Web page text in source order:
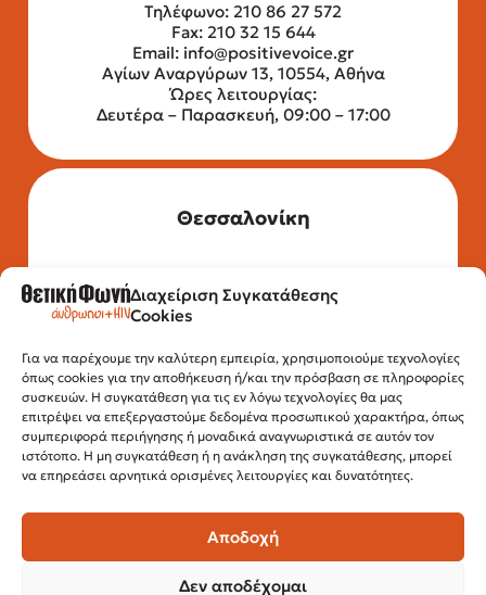
Διαχείριση Συγκατάθεσης
Cookies
Για να παρέχουμε την καλύτερη εμπειρία, χρησιμοποιούμε τεχνολογίες
όπως cookies για την αποθήκευση ή/και την πρόσβαση σε πληροφορίες
συσκευών. Η συγκατάθεση για τις εν λόγω τεχνολογίες θα μας
επιτρέψει να επεξεργαστούμε δεδομένα προσωπικού χαρακτήρα, όπως
συμπεριφορά περιήγησης ή μοναδικά αναγνωριστικά σε αυτόν τον
ιστότοπο. Η μη συγκατάθεση ή η ανάκληση της συγκατάθεσης, μπορεί
να επηρεάσει αρνητικά ορισμένες λειτουργίες και δυνατότητες.
Αποδοχή
Δεν αποδέχομαι
Τηλέφωνο: 210 86 27 572
Fax: 210 32 15 644
Email: info@positivevoice.gr
Αγίων Αναργύρων 13, 10554, Αθήνα
Ώρες λειτουργίας:
Δευτέρα – Παρασκευή, 09:00 – 17:00
Θεσσαλονίκη
Τηλέφωνο: 2315 525 020
Fax: 210 32 15 644
Εγνατίας 112, 3ος όροφος, 54622,
Θεσσαλονίκη
Ώρες λειτουργίας:
Δευτέρα – Παρασκευή, 10:00 –14:00